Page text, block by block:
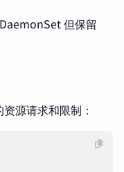
但保留
源请求和限制：